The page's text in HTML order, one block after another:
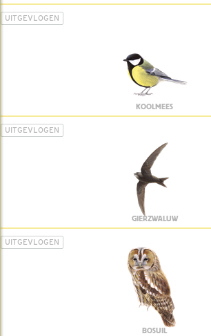
UITGEVLOGEN
KOOLMEES
UITGEVLOGEN
GIERZWALUW
UITGEVLOGEN
BOSUIL